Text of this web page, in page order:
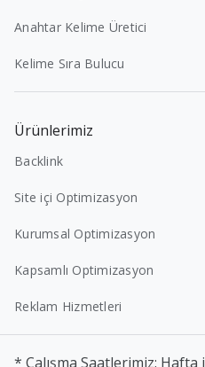
Anahtar Kelime Üretici
Kelime Sıra Bulucu
Ürünlerimiz
Backlink
Site içi Optimizasyon
Kurumsal Optimizasyon
Kapsamlı Optimizasyon
Reklam Hizmetleri
* Çalışma Saatlerimiz: Hafta